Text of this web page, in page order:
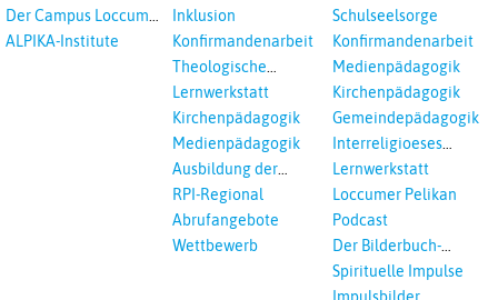
Der Campus Loccum
und Loccumer
ALPIKA-Institute
Inklusion
Konfirmandenarbeit
Theologische
Fortbildungen,
Interreligöses Lernen
Lernwerkstatt
Kirchenpädagogik
Medienpädagogik
Ausbildung der
Vikar*innen
RPI-Regional
Abrufangebote
Wettbewerb
Schulseelsorge
Konfirmandenarbeit
Medienpädagogik
Kirchenpädagogik
Gemeindepädagogik
Interreligioeses
Lernen
Lernwerkstatt
Loccumer Pelikan
Podcast
Der Bilderbuch-
Podcast
Spirituelle Impulse
Impulsbilder